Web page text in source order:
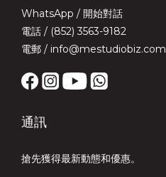
WhatsApp / 開始對話
電話 / (852) 3563-9182
電郵 / info@mestudiobiz.com
通訊
搶先獲得最新動態和優惠。